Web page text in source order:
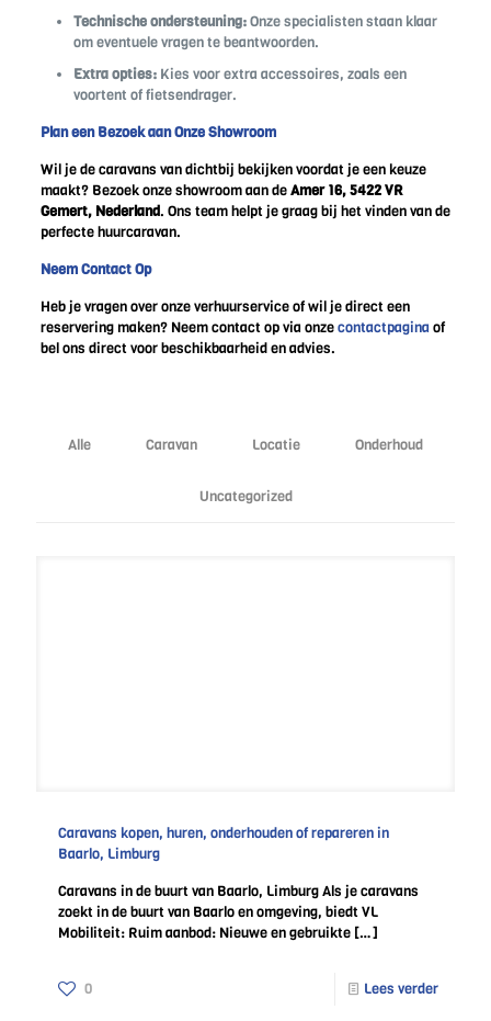
Technische ondersteuning:Onze specialisten staan klaar
om eventuele vragen te beantwoorden.
Extra opties:Kies voor extra accessoires, zoals een
voortent of fietsendrager.
Plan een Bezoek aan Onze Showroom
Wil je de caravans van dichtbij bekijken voordat je een keuze
maakt? Bezoek onze showroom aan deAmer 16, 5422 VR
Gemert, Nederland. Ons team helpt je graag bij het vinden van de
perfecte huurcaravan.
Neem Contact Op
Heb je vragen over onze verhuurservice of wil je direct een
reservering maken? Neem contact op via onzecontactpagina of
bel ons direct voor beschikbaarheid en advies.
Alle Caravan Locatie Onderhoud
Uncategorized
Caravans kopen, huren, onderhouden of repareren in
Baarlo, Limburg
Caravans in de buurt van Baarlo, Limburg Als je caravans
zoekt in de buurt van Baarlo en omgeving, biedt VL
Mobiliteit: Ruim aanbod: Nieuwe en gebruikte […]
0 Lees verder